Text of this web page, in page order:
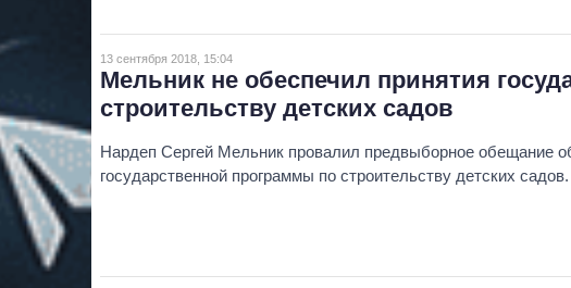
13 сентября 2018, 15:04
Мельник не обеспечил принятия
строительству детских садов
Нардеп Сергей Мельник провалил предвыборное обещание
государственной программы по строительству детских садов.